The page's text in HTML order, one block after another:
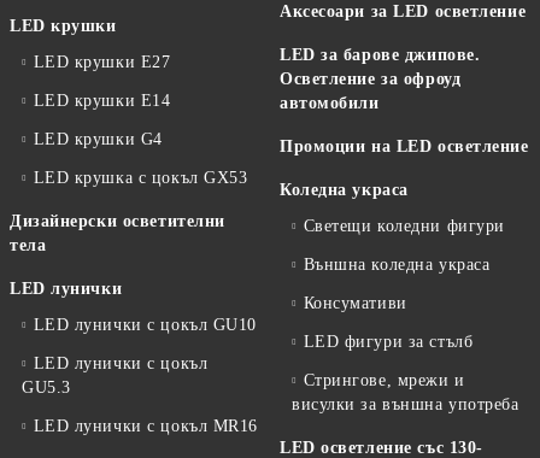
LED крушки
LED крушки E27
LED крушки E14
LED крушки G4
LED крушка с цокъл GX53
Дизайнерски осветителни
тела
LED лунички
LED лунички с цокъл GU10
LED лунички с цокъл
GU5.3
LED лунички с цокъл MR16
Аксесоари за LED осветление
LED за барове джипове.
Осветление за офроуд
автомобили
Промоции на LED осветление
Коледна украса
Светещи коледни фигури
Външна коледна украса
Консумативи
LED фигури за стълб
Стрингове, мрежи и
висулки за външна употреба
LED осветление със 130-